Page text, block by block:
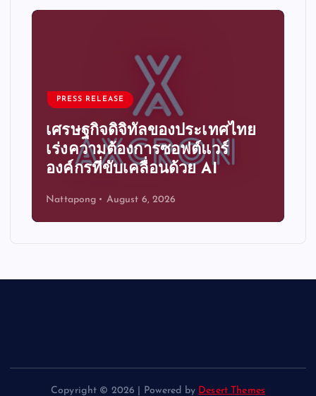
PRESS RELEASE
เศรษฐกิจดิจิทัลของประเทศไทย
เร่งความต้องการซอฟต์แวร์
องค์กรที่ขับเคลื่อนด้วย AI
Nattapong August 6, 2026
Copyright © 2026 | Powered by Desert Themes